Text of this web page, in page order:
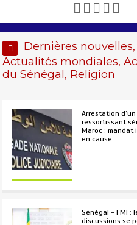
Dernières nouvelles,
Actualités mondiales,
du Sénégal, Religion
Arrestation d’un
ressortissant
Maroc : mandat
en cause
Sénégal – FMI :
discussions se